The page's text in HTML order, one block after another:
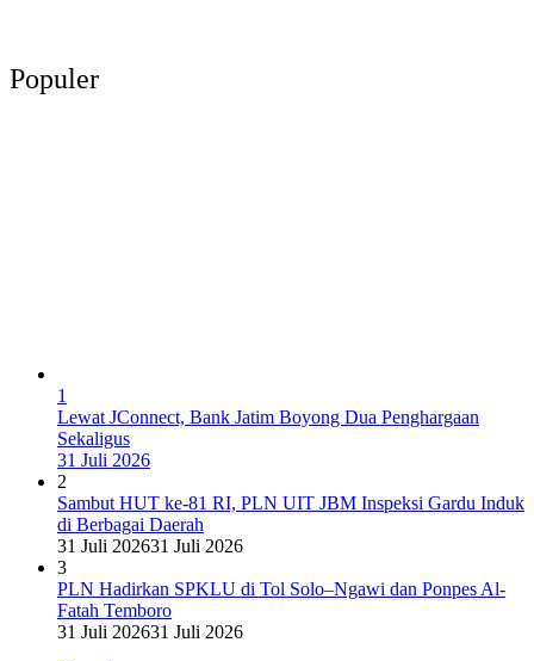
Populer
1
Lewat JConnect, Bank Jatim Boyong Dua Penghargaan
Sekaligus
31 Juli 2026
2
Sambut HUT ke-81 RI, PLN UIT JBM Inspeksi Gardu Induk
di Berbagai Daerah
31 Juli 202631 Juli 2026
3
PLN Hadirkan SPKLU di Tol Solo–Ngawi dan Ponpes Al-
Fatah Temboro
31 Juli 202631 Juli 2026